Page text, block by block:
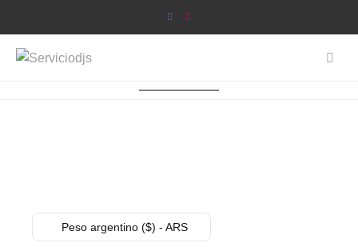
contenido
Peso argentino ($) - ARS